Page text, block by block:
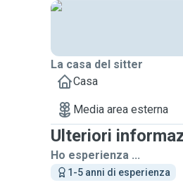
La casa del sitter
Casa
Media area esterna
Ulteriori
Ho esperienza ...
1-5 anni di esperienza